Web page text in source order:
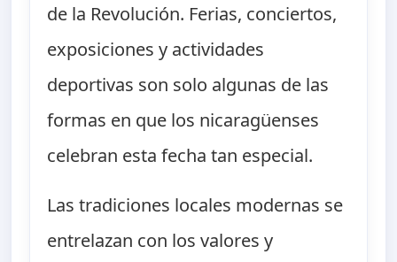
de la Revolución. Ferias, conciertos,
exposiciones y actividades
deportivas son solo algunas de las
formas en que los nicaragüenses
celebran esta fecha tan especial.
Las tradiciones locales modernas se
entrelazan con los valores y